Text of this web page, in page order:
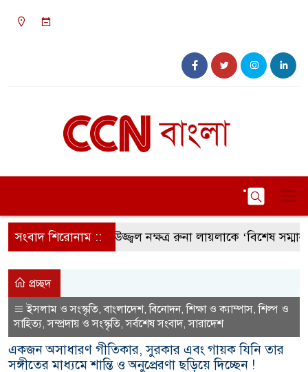
সংবাদ শিরোনাম ::
সংগীতের উজ্জ্বল নক্ষত্র রুনা লায়লাকে ‘বিশেষ সম্মাননা’
প্রচ্ছদ
ইসলাম ও সংস্কৃতি,বাংলাদেশ,বিনোদন,শিক্ষা ও ক্যাম্পাস,শিল্প ও
সাহিত্য,সম্প্রদায় ও সংস্কৃতি,সর্বশেষ সংবাদ,সারাদেশ
একজন অসাধারণ গীতিকার, সুরকার এবং গায়ক যিনি তার
সঙ্গীতের মাধ্যমে শান্তি ও অনুপ্রেরণা ছড়িয়ে দিচ্ছেন !